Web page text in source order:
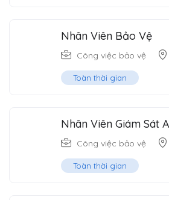
Nhân Viên Bảo Vệ
Công việc bảo vệ
Toàn thời gian
Nhân Viên Giám Sát
Công việc bảo vệ
Toàn thời gian